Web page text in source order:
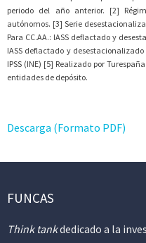
periodo del año anterior. [2]
autónomos. [3] Serie
Para CC.AA.: IASS deflactado y
IASS deflactado y
IPSS (INE) [5] Realizado por
entidades de depósito.
Descarga (Formato PDF)
FUNCAS
Think tankdedicado a la